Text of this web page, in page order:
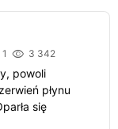
1 3 342
powoli
płynu
się